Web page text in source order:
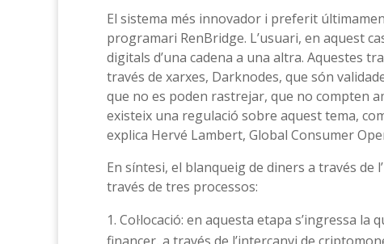
El sistema més innovador i preferit
programari RenBridge. L’usuari, en aquest
digitals d’una cadena a una altra. Aquestes
través de xarxes, Darknodes, que són
que no es poden rastrejar, que no compten
existeix una regulació sobre aquest tema,
explica Hervé Lambert, Global Consumer
En síntesi, el blanqueig de diners a través de
través de tres processos:
Col·locació: en aquesta etapa s’ingressa